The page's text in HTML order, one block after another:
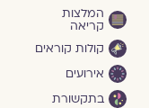
המלצות
קריאה
קולות קוראים
אירועים
בתקשורת